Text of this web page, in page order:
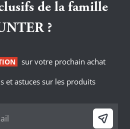
de la famille
?
sur votre prochain achat
et astuces sur les produits